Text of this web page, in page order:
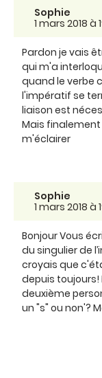
Sophie
1 mars 2018 à
Pardon je vais
qui m'a
quand le verbe
l'impératif se
liaison est
Mais finalement
m'éclairer
Sophie
1 mars 2018 à
Bonjour Vous
du singulier de
croyais que
depuis
deuxième
un "s" ou non'?